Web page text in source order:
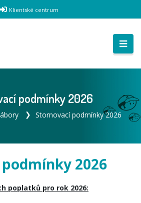
Klientské centrum
podmínky 2026
Stornovací podmínky 2026
2026
poplatků pro rok 2026: